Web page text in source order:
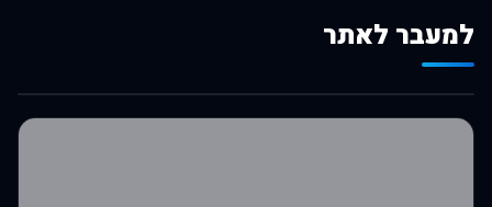
למעבר לאתר
לרכישה באלי אקספרס